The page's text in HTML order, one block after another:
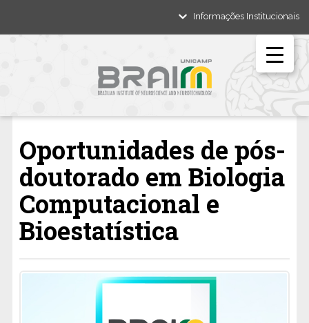
Informações Institucionais
Oportunidades de pós-
doutorado em Biologia
Computacional e
Bioestatística